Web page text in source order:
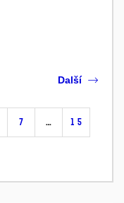
7 … 15
Další